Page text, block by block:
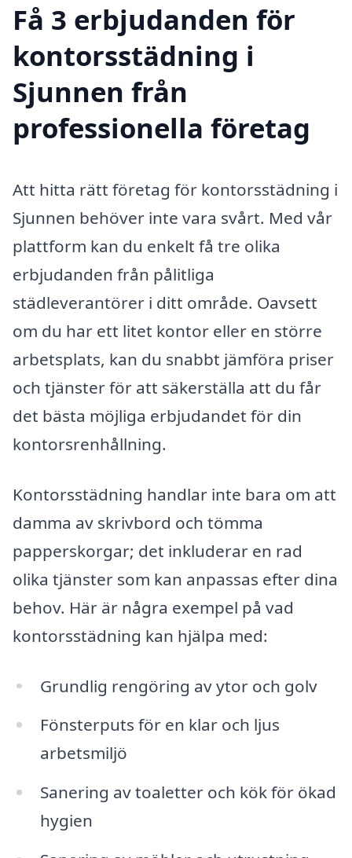
Få 3 erbjudanden för
kontorsstädning i
Sjunnen från
professionella företag
Att hitta rätt företag för kontorsstädning i
Sjunnen behöver inte vara svårt. Med vår
plattform kan du enkelt få tre olika
erbjudanden från pålitliga
städleverantörer i ditt område. Oavsett
om du har ett litet kontor eller en större
arbetsplats, kan du snabbt jämföra priser
och tjänster för att säkerställa att du får
det bästa möjliga erbjudandet för din
kontorsrenhållning.
Kontorsstädning handlar inte bara om att
damma av skrivbord och tömma
papperskorgar; det inkluderar en rad
olika tjänster som kan anpassas efter dina
behov. Här är några exempel på vad
kontorsstädning kan hjälpa med:
Grundlig rengöring av ytor och golv
Fönsterputs för en klar och ljus
arbetsmiljö
Sanering av toaletter och kök för ökad
hygien